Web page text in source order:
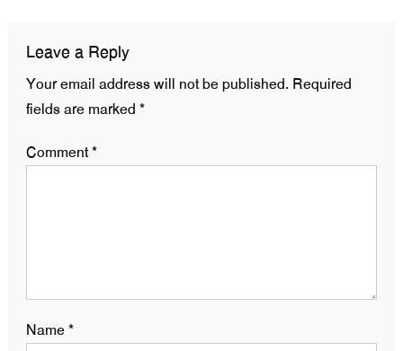
Leave a Reply
Your email address will not be published. Required
fields are marked *
Comment*
Name*